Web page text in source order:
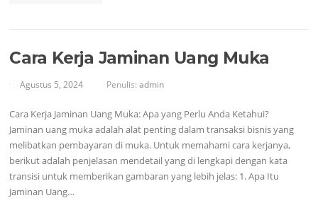
Cara Kerja Jaminan Uang Muka
Agustus 5, 2024 Penulis:admin
Cara Kerja Jaminan Uang Muka: Apa yang Perlu Anda Ketahui?
Jaminan uang muka adalah alat penting dalam transaksi bisnis yang
melibatkan pembayaran di muka. Untuk memahami cara kerjanya,
berikut adalah penjelasan mendetail yang di lengkapi dengan kata
transisi untuk memberikan gambaran yang lebih jelas: 1. Apa Itu
Jaminan Uang…